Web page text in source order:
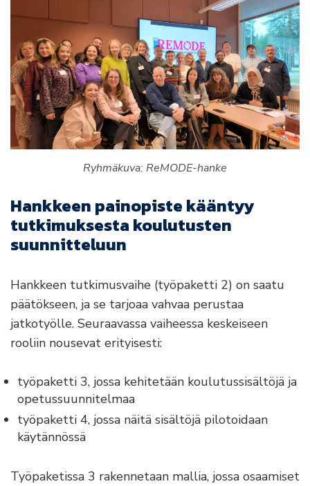
Ryhmäkuva: ReMODE-hanke
Hankkeen painopiste kääntyy
tutkimuksesta koulutusten
suunnitteluun
Hankkeen tutkimusvaihe (työpaketti 2) on saatu
päätökseen, ja se tarjoaa vahvaa perustaa
jatkotyölle. Seuraavassa vaiheessa keskeiseen
rooliin nousevat erityisesti:
työpaketti 3, jossa kehitetään koulutussisältöjä ja
opetussuunnitelmaa
työpaketti 4, jossa näitä sisältöjä pilotoidaan
käytännössä
Työpaketissa 3 rakennetaan mallia, jossa osaamiset